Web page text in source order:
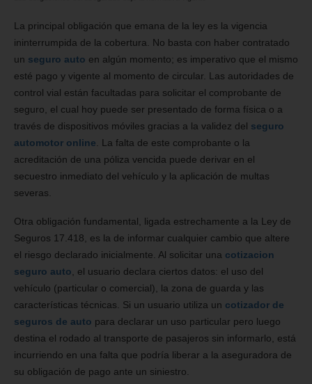
La principal obligación que emana de la ley es la vigencia
ininterrumpida de la cobertura. No basta con haber contratado
un seguro auto en algún momento; es imperativo que el mismo
esté pago y vigente al momento de circular. Las autoridades de
control vial están facultadas para solicitar el comprobante de
seguro, el cual hoy puede ser presentado de forma física o a
través de dispositivos móviles gracias a la validez del seguro
automotor online . La falta de este comprobante o la
acreditación de una póliza vencida puede derivar en el
secuestro inmediato del vehículo y la aplicación de multas
severas.
Otra obligación fundamental, ligada estrechamente a la Ley de
Seguros 17.418, es la de informar cualquier cambio que altere
el riesgo declarado inicialmente. Al solicitar una cotizacion
seguro auto , el usuario declara ciertos datos: el uso del
vehículo (particular o comercial), la zona de guarda y las
características técnicas. Si un usuario utiliza un cotizador de
seguros de auto para declarar un uso particular pero luego
destina el rodado al transporte de pasajeros sin informarlo, está
incurriendo en una falta que podría liberar a la aseguradora de
su obligación de pago ante un siniestro.